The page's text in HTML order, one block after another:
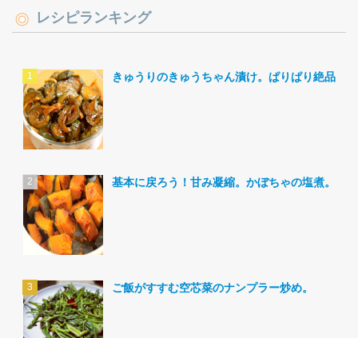
レシピランキング
きゅうりのきゅうちゃん漬け。ぱりぱり絶品。
基本に戻ろう！甘み凝縮。かぼちゃの塩煮。
ご飯がすすむ空芯菜のナンプラー炒め。